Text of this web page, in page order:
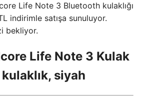
Life Note 3 Bluetooth kulaklığı
indirimle satışa sunuluyor.
bekliyor.
Life Note 3 Kulak
siyah